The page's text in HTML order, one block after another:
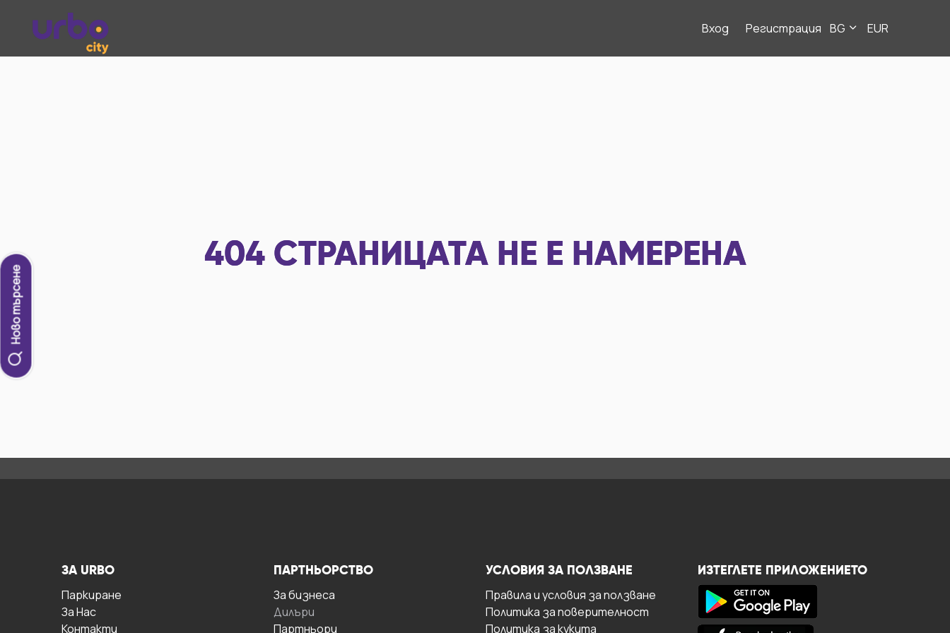
Вход Регистрация BG EUR
Ново търсене
404 СТРАНИЦАТА НЕ Е НАМЕРЕНА
ЗА URBO
Паркиране
За Hас
Контакти
ПАРТНЬОРСТВО
За бизнесa
Дилъри
Партньори
УСЛОВИЯ ЗА ПОЛЗВАНЕ
Правила и условия за ползване
Политика за поверителност
Политика за кукита
ИЗТЕГЛЕТЕ ПРИЛОЖЕНИЕТО